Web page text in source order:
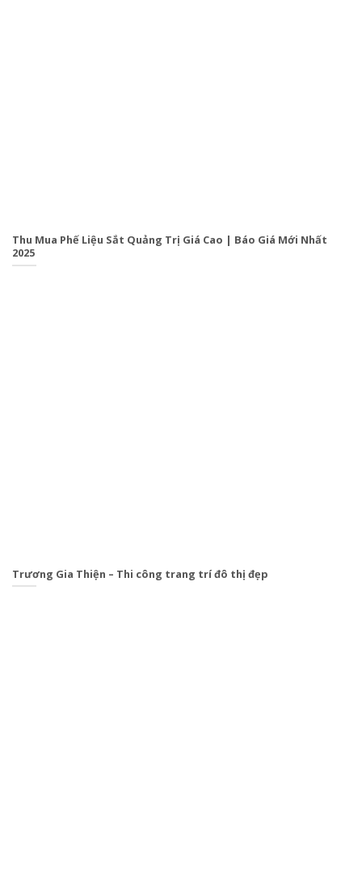
Thu Mua Phế Liệu Sắt Quảng Trị Giá Cao | Báo Giá Mới Nhất
2025
Trương Gia Thiện – Thi công trang trí đô thị đẹp